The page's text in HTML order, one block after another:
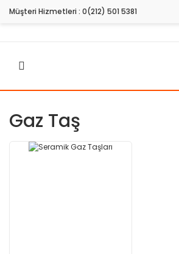
Müşteri Hizmetleri : 0(212) 501 5381
Gaz Taş